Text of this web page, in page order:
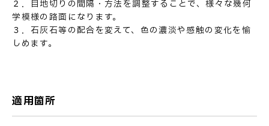
２．目地切りの間隔・方法を調整することで、様々な幾何
学模様の路面になります。
３．石灰石等の配合を変えて、色の濃淡や感触の変化を愉
しめます。
適用箇所